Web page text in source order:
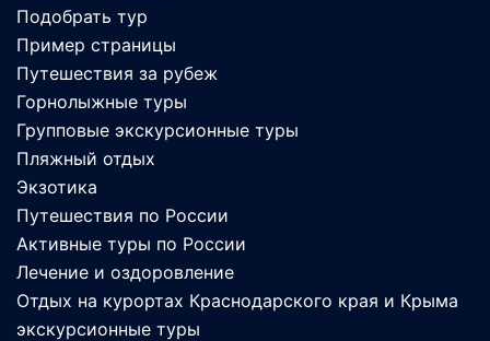
Подобрать тур
Пример страницы
Путешествия за рубеж
Горнолыжные туры
Групповые экскурсионные туры
Пляжный отдых
Экзотика
Путешествия по России
Активные туры по России
Лечение и оздоровление
Отдых на курортах Краснодарского края и Крыма
экскурсионные туры